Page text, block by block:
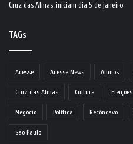
Cruz das Almas, iniciam dia 5 de janeiro
TAGs
Acesse Acesse News Alunos
Cruz das Almas Cultura Eleições
Negócio Política Recôncavo
São Paulo